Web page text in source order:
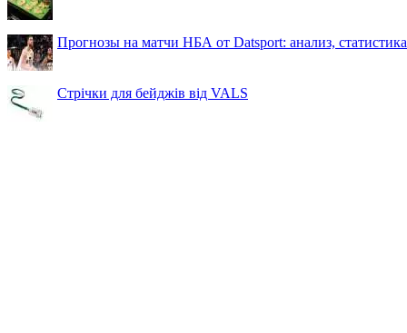
Прогнозы на матчи НБА от Datsport: анализ,
Стрічки для бейджів від VALS